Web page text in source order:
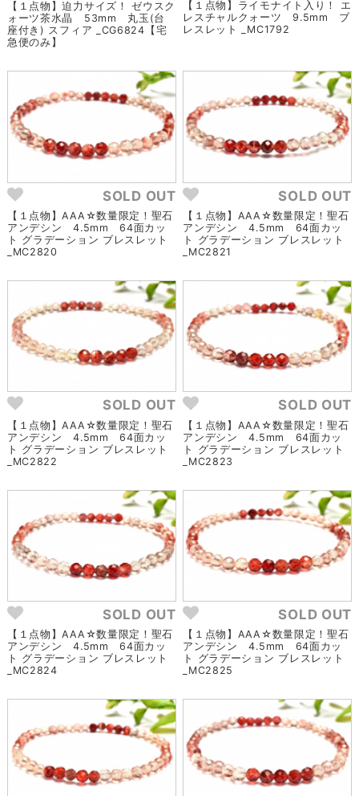
【１点物】迫力サイズ！ ゼウスク
ォーツ茶水晶 53mm 丸玉(台
座付き) スフィア _CG6824【宅
急便のみ】
【１点物】ライモナイト入り！ エ
レスチャルクォーツ 9.5mm ブ
レスレット _MC1792
SOLD OUT
【１点物】AAA☆数量限定！聖石
アンデシン 4.5mm 64面カッ
ト グラデーション ブレスレット
_MC2820
SOLD OUT
【１点物】AAA☆数量限定！聖石
アンデシン 4.5mm 64面カッ
ト グラデーション ブレスレット
_MC2821
SOLD OUT
【１点物】AAA☆数量限定！聖石
アンデシン 4.5mm 64面カッ
ト グラデーション ブレスレット
_MC2822
SOLD OUT
【１点物】AAA☆数量限定！聖石
アンデシン 4.5mm 64面カッ
ト グラデーション ブレスレット
_MC2823
SOLD OUT
【１点物】AAA☆数量限定！聖石
アンデシン 4.5mm 64面カッ
ト グラデーション ブレスレット
_MC2824
SOLD OUT
【１点物】AAA☆数量限定！聖石
アンデシン 4.5mm 64面カッ
ト グラデーション ブレスレット
_MC2825